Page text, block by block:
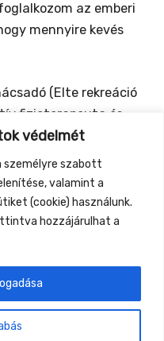
védelmét
személyre szabott
valamint a
(cookie) használunk.
hozzájárulhat a
az emberi
mennyire kevés
(Elte rekreáció
fizioterapeuta és
Herbál
rebozo, shiatsu és
test- és fül-
Deeksha beavatott
augusztus 27-30.,